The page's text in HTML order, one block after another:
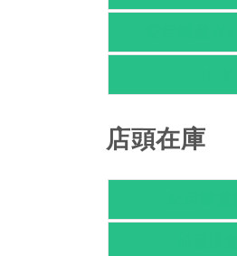
店頭在庫